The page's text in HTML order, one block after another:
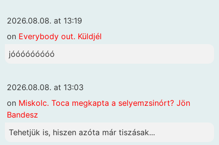
2026.08.08. at 13:19
on Everybody out. Küldjél
jóóóóóóóóó
2026.08.08. at 13:03
on Miskolc. Toca megkapta a selyemzsinórt? Jön
Bandesz
Tehetjük is, hiszen azóta már tiszásak...